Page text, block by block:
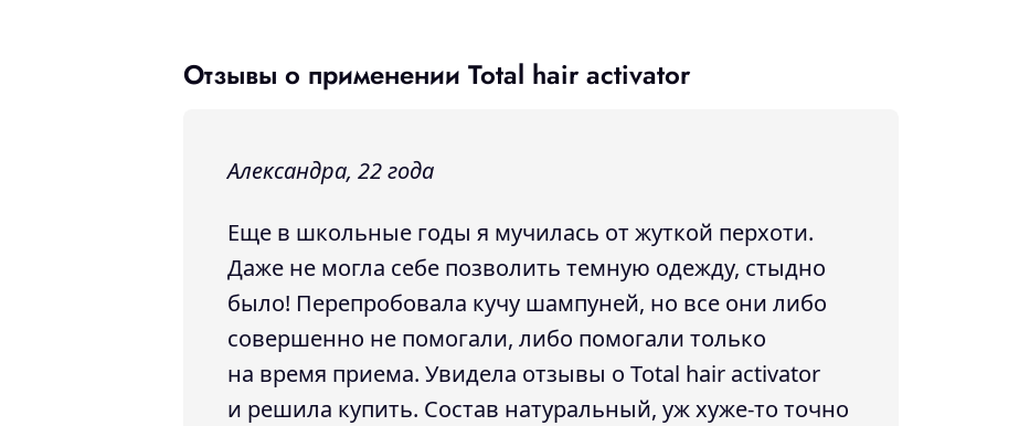
Отзывы о применении Total hair activator
Александра, 22 года
Еще в школьные годы я мучилась от жуткой перхоти.
Даже не могла себе позволить темную одежду, стыдно
было! Перепробовала кучу шампуней, но все они либо
совершенно не помогали, либо помогали только
на время приема. Увидела отзывы о Total hair activator
и решила купить. Состав натуральный, уж хуже-то точно